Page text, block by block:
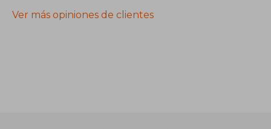
Ver más opiniones de clientes